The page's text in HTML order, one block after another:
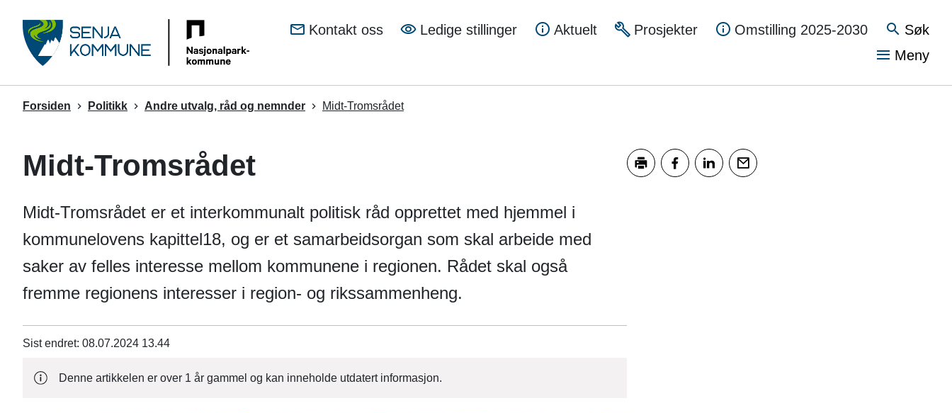
SenjaKontakt oss Ledige stillinger Aktuelt Prosjekter Omstilling 2025-2030
Søk
Vis
Meny
Du
Forsiden Politikk Andre utvalg, råd og nemnder Midt-Tromsrådet
Midt-Tromsrådet
Midt-Tromsrådet er et interkommunalt politisk råd opprettet med hjemmel i
kommunelovens kapittel18, og er et samarbeidsorgan som skal arbeide med
saker av felles interesse mellom kommunene i regionen. Rådet skal også
fremme regionens interesser i region- og rikssammenheng.
Sist endret 08.07.2024 13.44
Denne artikkelen er over 1 år gammel og kan inneholde utdatert informasjon.